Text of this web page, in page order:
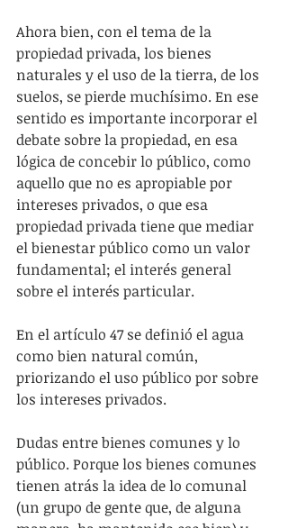
Ahora bien, con el tema de la
propiedad privada, los bienes
naturales y el uso de la tierra, de los
suelos, se pierde muchísimo. En ese
sentido es importante incorporar el
debate sobre la propiedad, en esa
lógica de concebir lo público, como
aquello que no es apropiable por
intereses privados, o que esa
propiedad privada tiene que mediar
el bienestar público como un valor
fundamental; el interés general
sobre el interés particular.
En el artículo 47 se definió el agua
como bien natural común,
priorizando el uso público por sobre
los intereses privados.
Dudas entre bienes comunes y lo
público. Porque los bienes comunes
tienen atrás la idea de lo comunal
(un grupo de gente que, de alguna